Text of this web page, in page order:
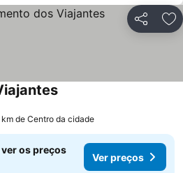
Partilhar
Ver preços
de Centro da cidade
os preços
Ver preços